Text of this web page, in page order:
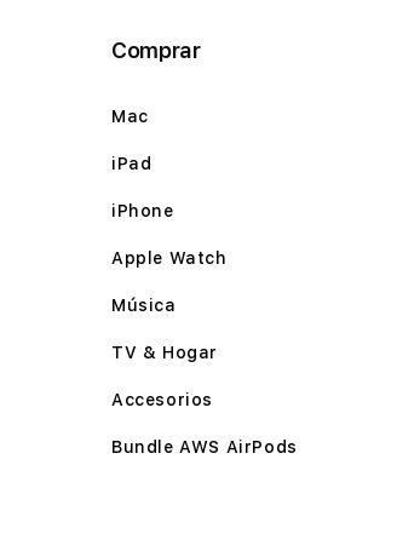
Comprar
Mac
iPad
iPhone
Apple Watch
Música
TV & Hogar
Accesorios
Bundle AWS AirPods